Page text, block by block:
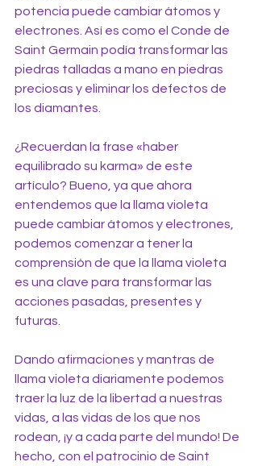
potencia puede cambiar átomos y
electrones. Así es como el Conde de
Saint Germain podía transformar las
piedras talladas a mano en piedras
preciosas y eliminar los defectos de
los diamantes.
¿Recuerdan la frase «haber
equilibrado su karma» de este
artículo? Bueno, ya que ahora
entendemos que la llama violeta
puede cambiar átomos y electrones,
podemos comenzar a tener la
comprensión de que la llama violeta
es una clave para transformar las
acciones pasadas, presentes y
futuras.
Dando afirmaciones y mantras de
llama violeta diariamente podemos
traer la luz de la libertad a nuestras
vidas, a las vidas de los que nos
rodean, ¡y a cada parte del mundo! De
hecho, con el patrocinio de Saint